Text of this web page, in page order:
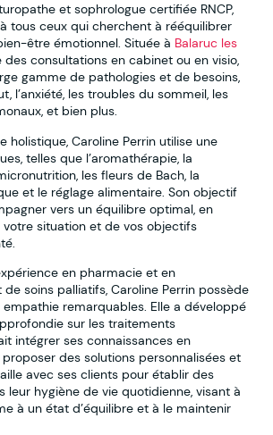
et sophrologue certifiée RNCP,
tous ceux qui cherchent à rééquilibrer
être émotionnel. Située à Balaruc les
des consultations en cabinet ou en visio,
gamme de pathologies et de besoins,
l’anxiété, les troubles du sommeil, les
et bien plus.
holistique, Caroline Perrin utilise une
telles que l’aromathérapie, la
les fleurs de Bach, la
et le réglage alimentaire. Son objectif
vers un équilibre optimal, en
situation et de vos objectifs
en pharmacie et en
soins palliatifs, Caroline Perrin possède
remarquables. Elle a développé
sur les traitements
intégrer ses connaissances en
des solutions personnalisées et
avec ses clients pour établir des
leur hygiène de vie quotidienne, visant à
à un état d’équilibre et à le maintenir